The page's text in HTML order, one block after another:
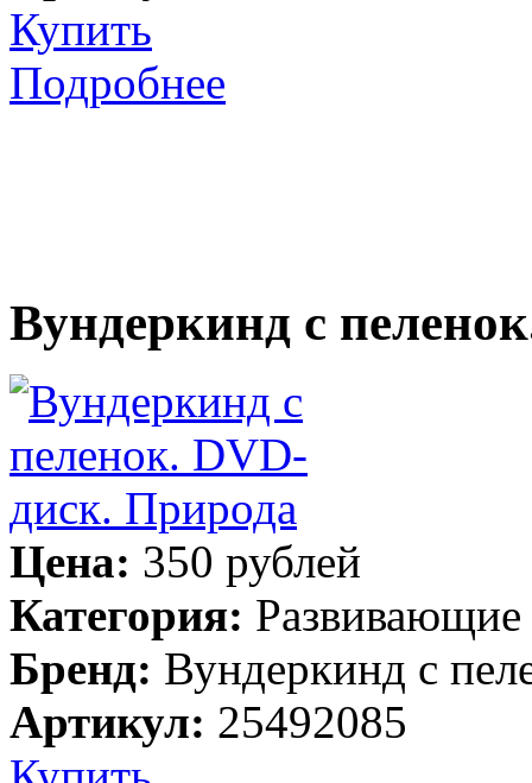
Купить
Подробнее
Вундеркинд с
Цена: 350 рублей
Категория: Развивающие
Бренд: Вундеркинд с
Артикул: 25492085